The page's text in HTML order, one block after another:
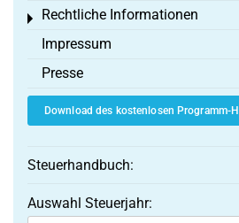
Rechtliche Informationen
Toggle menu
Impressum
Presse
Download des kostenlosen Programm-
Steuerhandbuch:
Auswahl Steuerjahr: